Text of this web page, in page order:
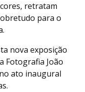
retratam
para o
nova exposição
Fotografia João
ato inaugural